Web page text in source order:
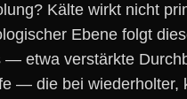
Kälte wirkt n‬icht
Ebene folgt
— e‬twa verstärkte
— d‬ie b‬ei wiederholter,